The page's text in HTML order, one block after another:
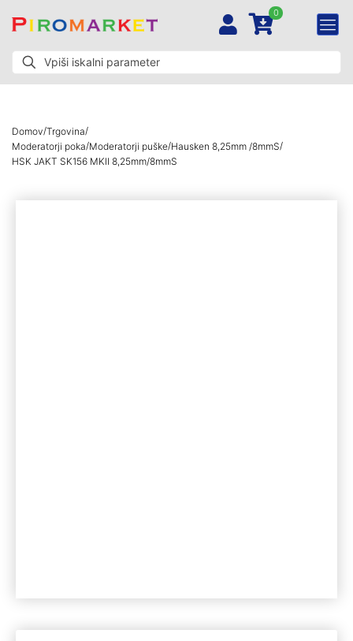
0
Domov/Trgovina/
Moderatorji poka/Moderatorji puške/Hausken 8,25mm /8mmS/
HSK JAKT SK156 MKII 8,25mm/8mmS